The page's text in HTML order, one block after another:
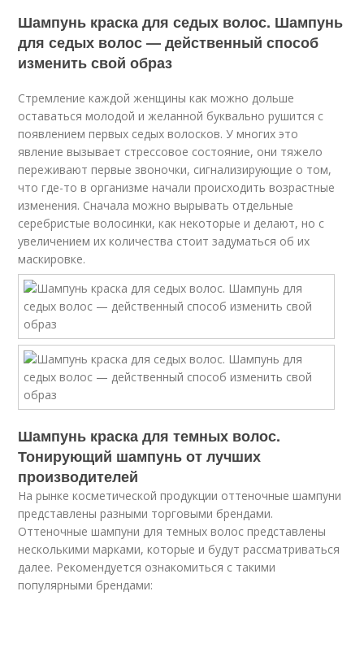
Шампунь краска для седых волос. Шампунь
для седых волос — действенный способ
изменить свой образ
Стремление каждой женщины как можно дольше
оставаться молодой и желанной буквально рушится с
появлением первых седых волосков. У многих это
явление вызывает стрессовое состояние, они тяжело
переживают первые звоночки, сигнализирующие о том,
что где-то в организме начали происходить возрастные
изменения. Сначала можно вырывать отдельные
серебристые волосинки, как некоторые и делают, но с
увеличением их количества стоит задуматься об их
маскировке.
Шампунь краска для темных волос.
Тонирующий шампунь от лучших
производителей
На рынке косметической продукции оттеночные шампуни
представлены разными торговыми брендами.
Оттеночные шампуни для темных волос представлены
несколькими марками, которые и будут рассматриваться
далее. Рекомендуется ознакомиться с такими
популярными брендами: